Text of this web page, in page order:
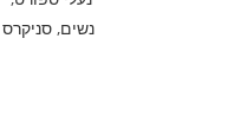
נשים, סניקרס